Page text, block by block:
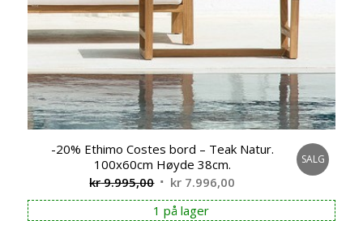
-20% Ethimo Costes bord – Teak Natur.
100x60cm Høyde 38cm.
kr9.995,00 Opprinnelig
pris
var:
kr 7.996,00
pris
er:
SALG
1 på lager